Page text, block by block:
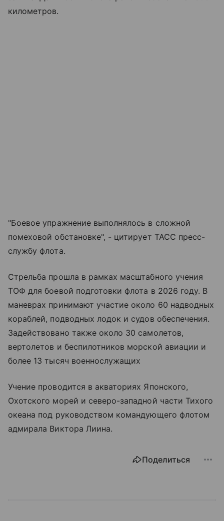
километров.
"Боевое упражнение выполнялось в сложной
помеховой обстановке", - цитирует ТАСС пресс-
службу флота.
Стрельба прошла в рамках масштабного учения
ТОФ для боевой подготовки флота в 2026 году. В
маневрах принимают участие около 60 надводных
кораблей, подводных лодок и судов обеспечения.
Задействовано также около 30 самолетов,
вертолетов и беспилотников морской авиации и
более 13 тысяч военнослужащих
Учение проводится в акваториях Японского,
Охотского морей и северо-западной части Тихого
океана под руководством командующего флотом
адмирала Виктора Лиина.
Поделиться